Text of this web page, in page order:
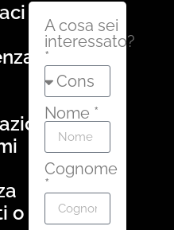
o
A cosa sei
interessato?
*
Nome *
Cognome
*